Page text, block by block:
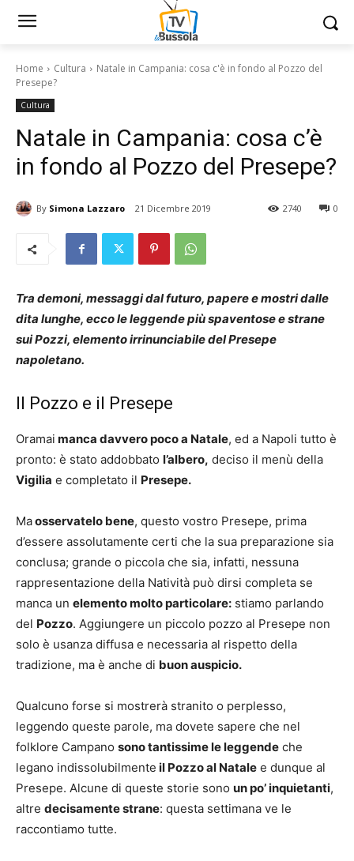
Home Cultura
Natale in Campania: cosa c'è in fondo al Pozzo del
Presepe?
Cultura
Natale in Campania: cosa c’è
in fondo al Pozzo del Presepe?
By Simona Lazzaro 21 Dicembre 2019 0
2740
Tra demoni, messaggi dal futuro, papere e mostri dalle
dita lunghe, ecco le leggende più spaventose e strane
sui Pozzi, elemento irrinunciabile del Presepe
napoletano.
Il Pozzo e il Presepe
Oramai manca davvero poco a Natale, ed a Napoli tutto è
pronto: è stato addobbato l’albero, deciso il menù della
Vigilia e completato il Presepe.
Maosservatelo bene, questo vostro Presepe, prima
d’essere assolutamente certi che la sua preparazione sia
conclusa; grande o piccola che sia, infatti, nessuna
rappresentazione della Natività può dirsi completa se
manca un elemento molto particolare: stiamo parlando
del Pozzo. Aggiungere un piccolo pozzo al Presepe non
solo è usanza diffusa e necessaria al rispetto della
tradizione, ma è anche di buon auspicio.
Qualcuno forse si mostrerà stranito o perplesso,
leggendo queste parole, ma dovete sapere che nel
folklore Campano sono tantissime le leggende che
legano indissolubilmente il Pozzo al Natale e dunque al
Presepe. Alcune di queste storie sono un po’ inquietanti,
altre decisamente strane: questa settimana ve le
raccontiamo tutte.